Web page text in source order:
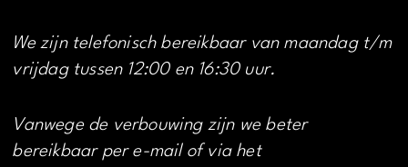
We zijn telefonisch bereikbaar van maandag t/m
vrijdag tussen 12:00 en 16:30 uur.
Vanwege de verbouwing zijn we beter
bereikbaar per e-mail of via het